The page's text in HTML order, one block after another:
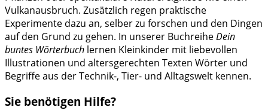
Vulkanausbruch. Zusätzlich regen praktische
Experimente dazu an, selber zu forschen und den Dingen
auf den Grund zu gehen. In unserer BuchreiheDein
buntes Wörterbuch lernen Kleinkinder mit liebevollen
Illustrationen und altersgerechten Texten Wörter und
Begriffe aus der Technik-, Tier- und Alltagswelt kennen.
Sie benötigen Hilfe?